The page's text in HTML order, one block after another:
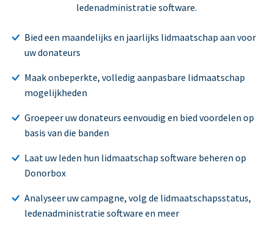
ledenadministratie software.
Bied een maandelijks en jaarlijks lidmaatschap aan voor
uw donateurs
Maak onbeperkte, volledig aanpasbare lidmaatschap
mogelijkheden
Groepeer uw donateurs eenvoudig en bied voordelen op
basis van die banden
Laat uw leden hun lidmaatschap software beheren op
Donorbox
Analyseer uw campagne, volg de lidmaatschapsstatus,
ledenadministratie software en meer